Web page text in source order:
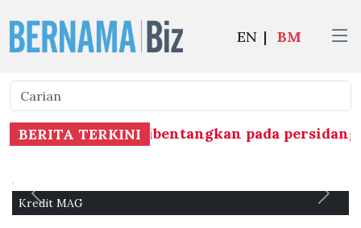
EN | BM
BERITA TERKINI
1954 dapat dibentangkan pada
Kredit MAG